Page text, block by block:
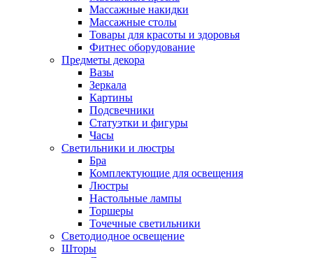
Массажные накидки
Массажные столы
Товары для красоты и здоровья
Фитнес оборудование
Предметы декора
Вазы
Зеркала
Картины
Подсвечники
Статуэтки и фигуры
Часы
Светильники и люстры
Бра
Комплектующие для освещения
Люстры
Настольные лампы
Торшеры
Точечные светильники
Светодиодное освещение
Шторы